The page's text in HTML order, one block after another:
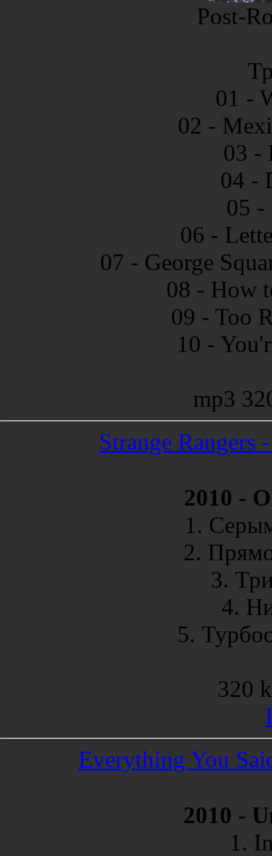
Post-
01 -
02 -
03 -
04 -
05 -
06 -
07 - George
08 - How
09 - Too
10 -
mp3
Strange
2010 -
1.
2.
3.
4.
5.
320
Everything You
2010 -
1.